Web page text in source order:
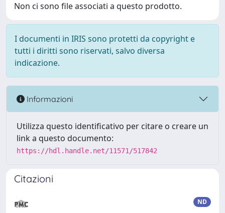
Non ci sono file associati a questo prodotto.
I documenti in IRIS sono protetti da copyright e
tutti i diritti sono riservati, salvo diversa
indicazione.
Informazioni
Utilizza questo identificativo per citare o creare un
link a questo documento:
https://hdl.handle.net/11571/517842
Citazioni
ND